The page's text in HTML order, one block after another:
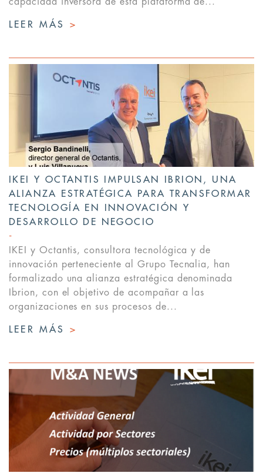
LEER MÁS >
IKEI Y OCTANTIS IMPULSAN IBRION, UNA
ALIANZA ESTRATÉGICA PARA TRANSFORMAR
TECNOLOGÍA EN INNOVACIÓN Y
DESARROLLO DE NEGOCIO
IKEI y Octantis, consultora tecnológica y de
innovación perteneciente al Grupo Tecnalia, han
formalizado una alianza estratégica denominada
Ibrion, con el objetivo de acompañar a las
organizaciones en sus procesos de...
LEER MÁS >